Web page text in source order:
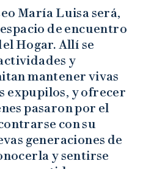
María Luisa será,
de encuentro
Hogar. Allí se
y
mantener vivas
expupilos, y ofrecer
pasaron por el
con su
generaciones de
y sentirse